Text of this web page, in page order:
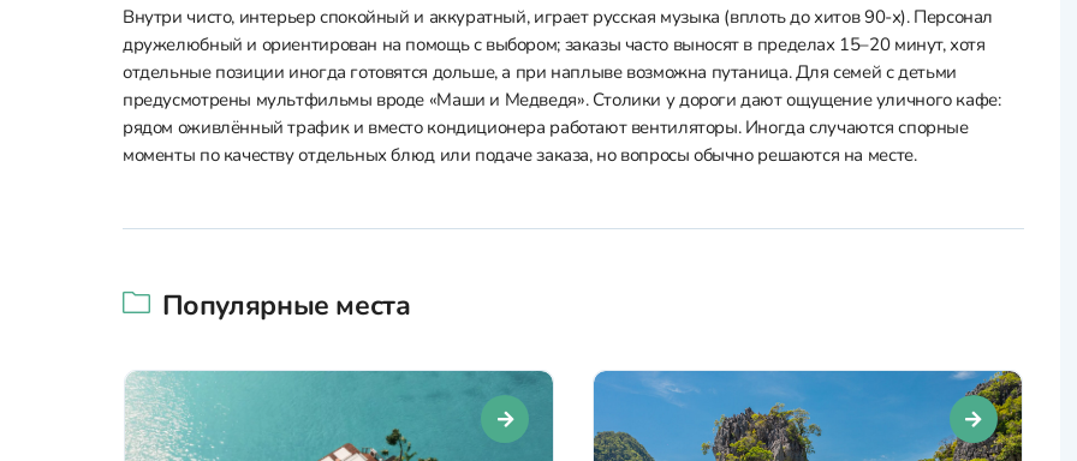
Внутри чисто, интерьер спокойный и аккуратный, играет русская музыка (вплоть до хитов 90‑х). Персонал
дружелюбный и ориентирован на помощь с выбором; заказы часто выносят в пределах 15–20 минут, хотя
отдельные позиции иногда готовятся дольше, а при наплыве возможна путаница. Для семей с детьми
предусмотрены мультфильмы вроде «Маши и Медведя». Столики у дороги дают ощущение уличного кафе:
рядом оживлённый трафик и вместо кондиционера работают вентиляторы. Иногда случаются спорные
моменты по качеству отдельных блюд или подаче заказа, но вопросы обычно решаются на месте.
Популярные места